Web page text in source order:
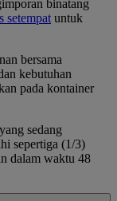
binatang
setempat untuk
bersama
kebutuhan
pada kontainer
sedang
sepertiga (1/3)
dalam waktu 48